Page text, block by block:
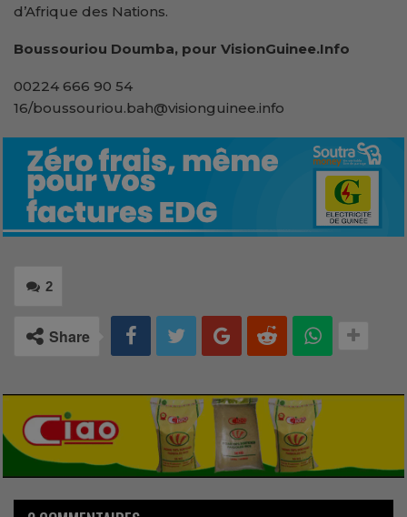
d’Afrique des Nations.
Boussouriou Doumba, pour VisionGuinee.Info
00224 666 90 54
16/boussouriou.bah@visionguinee.info
2
Share